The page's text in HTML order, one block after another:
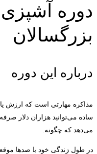
دوره
بزرگسالان
درباره این دوره
مذاکره مهارتی است که ارزش
ساده می‌توانید هزاران دلار
می‌دهد که چگونه.
در طول زندگی خود با صدها